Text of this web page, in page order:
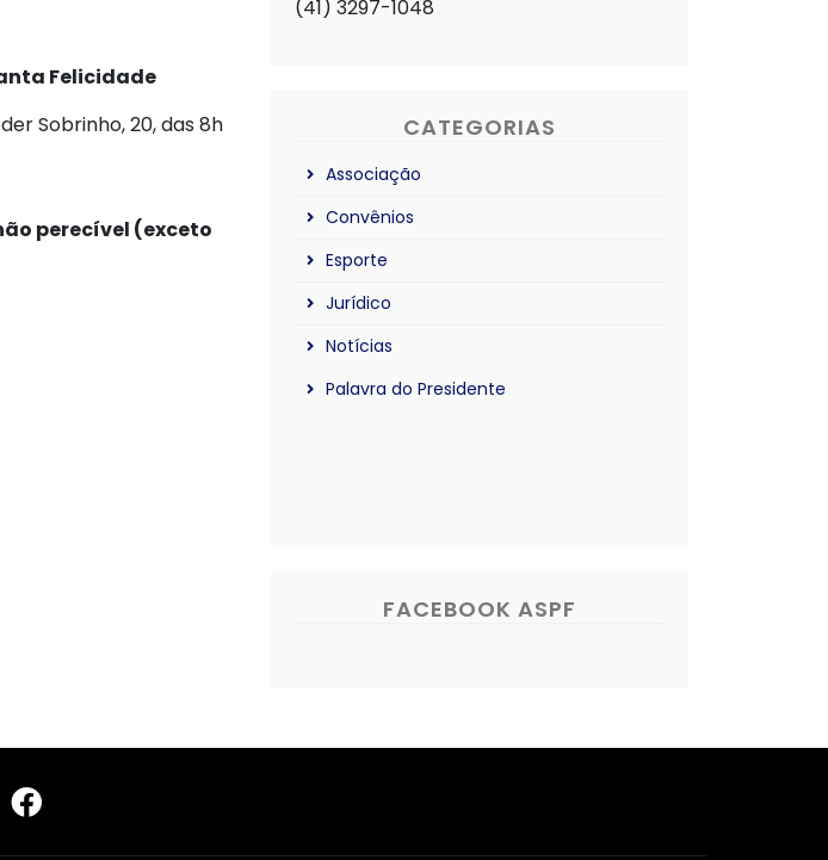
Felicidade
Sobrinho, 20, das 8h
perecível (exceto
(41) 3297-1048
CATEGORIAS
Associação
Convênios
Esporte
Jurídico
Notícias
Palavra do Presidente
FACEBOOK ASPF